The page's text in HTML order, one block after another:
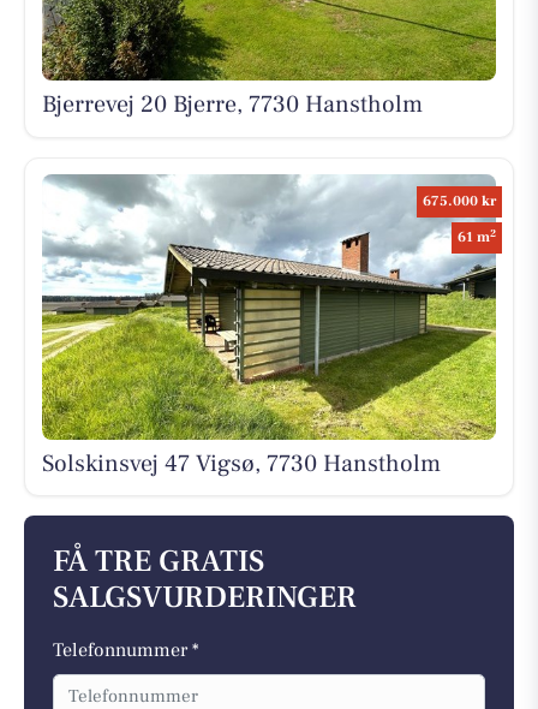
Bjerrevej 20 Bjerre, 7730 Hanstholm
675.000 kr
61 m2
Solskinsvej 47 Vigsø, 7730 Hanstholm
FÅ TRE GRATIS
SALGSVURDERINGER
Telefonnummer *